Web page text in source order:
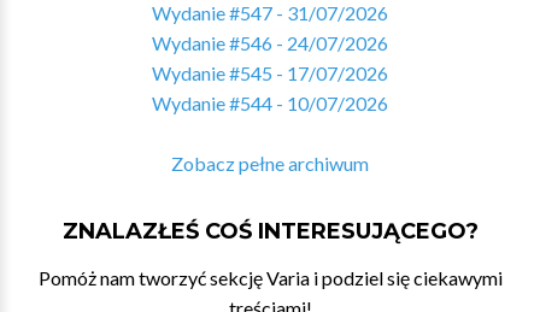
Wydanie #547 - 31/07/2026
Wydanie #546 - 24/07/2026
Wydanie #545 - 17/07/2026
Wydanie #544 - 10/07/2026
Zobacz pełne archiwum
ZNALAZŁEŚ COŚ INTERESUJĄCEGO?
Pomóż nam tworzyć sekcję Varia i podziel się ciekawymi